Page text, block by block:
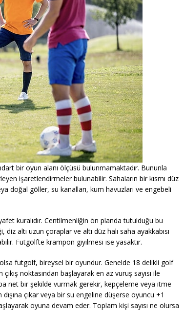
bir oyun alanı ölçüsü bulunmamaktadır. Bununla
işaretlendirmeler bulunabilir. Sahaların bir kısmı düz
doğal göller, su kanalları, kum havuzları ve engebeli
kuralıdır. Centilmenliğin ön planda tutulduğu bu
altı uzun çoraplar ve altı düz halı saha ayakkabısı
Futgolfte krampon giyilmesi ise yasaktır.
olsa futgolf, bireysel bir oyundur. Genelde 18 delikli golf
noktasından başlayarak en az vuruş sayısı ile
net bir şekilde vurmak gerekir, kepçeleme veya itme
çıkar veya bir su engeline düşerse oyuncu +1
oyuna devam eder. Toplam kişi sayısı ne olursa